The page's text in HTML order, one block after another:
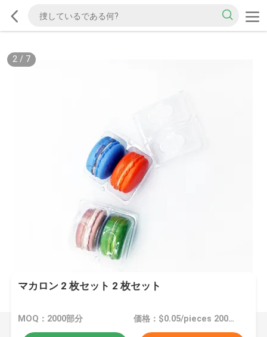
2/ 7
マカロン 2 枚セット 2 枚セット
MOQ：2000部分 価格：$0.05/pieces 2000-49999 pieces